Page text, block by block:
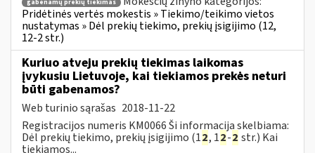
gabenamų prekių tiekimas
Pridėtinės vertės mokestis » Tiekimo/teikimo vietos
nustatymas » Dėl prekių tiekimo, prekių įsigijimo (12,
12-2 str.)
Kuriuo atveju prekių tiekimas laikomas
įvykusiu Lietuvoje, kai tiekiamos prekės neturi
būti gabenamos?
Web turinio sąrašas 2018-11-22
Registracijos numeris KM0066 Ši informacija skelbiama:
Dėl prekių tiekimo, prekių įsigijimo (12, 12-2 str.) Kai
tiekiamos...